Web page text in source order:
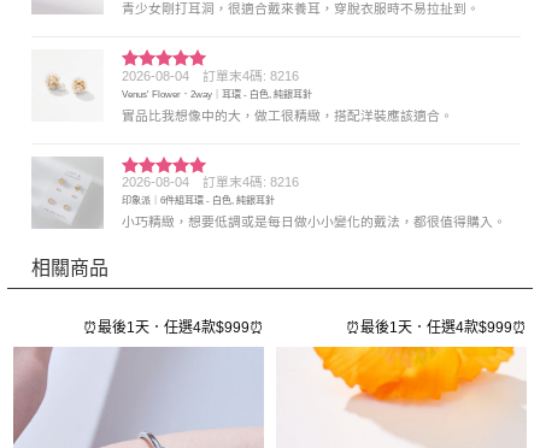
青少女剛打耳洞，很適合戴來養耳，穿脫衣服時不易拉扯到。
評分5 滿
分 5
2026-08-04 訂單末4碼: 8216
Venus' Flower．2way｜耳環 - 白色, 純銀耳針
實品比我想像中的大，做工很精緻，搭配洋裝應該適合。
評分5 滿
分 5
2026-08-04 訂單末4碼: 8216
印象派｜6件組耳環 - 白色, 純銀耳針
小巧精緻，想要低調或是每日做小小變化的戴法，都很值得購入。
相關商品
⏰最後1天．任選4款$999⏰ ⏰最後1天．任選4款$999⏰